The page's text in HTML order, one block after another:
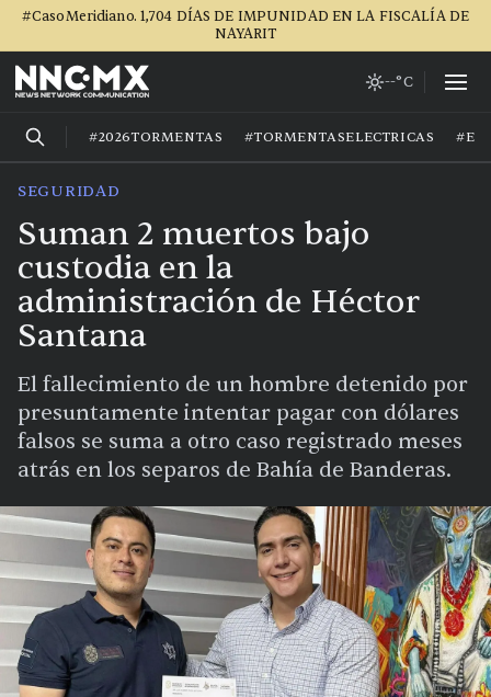
#CasoMeridiano. 1,704 DÍAS DE IMPUNIDAD EN LA FISCALÍA DE
NAYARIT
--°C
#2026TORMENTAS #TORMENTASELECTRICAS
SEGURIDAD
Suman 2 muertos bajo
custodia en la
administración de Héctor
Santana
El fallecimiento de un hombre detenido por
presuntamente intentar pagar con dólares
falsos se suma a otro caso registrado meses
atrás en los separos de Bahía de Banderas.